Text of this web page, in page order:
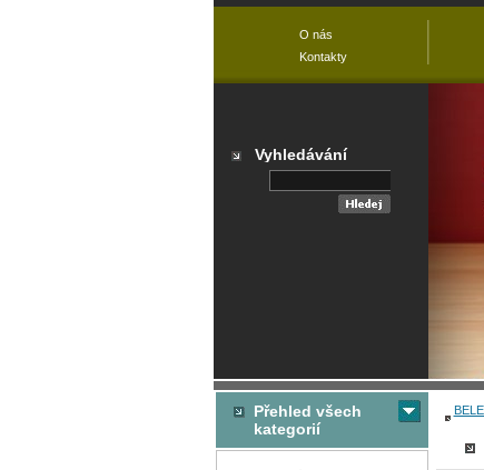
Přehled všech
kategorií
O nás
Kontakty
Vyhledávání